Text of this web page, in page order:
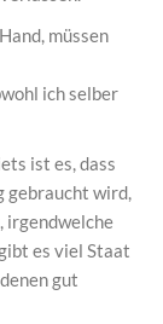
müssen
ich selber
ist es, dass
gebraucht wird,
irgendwelche
es viel Staat
gut